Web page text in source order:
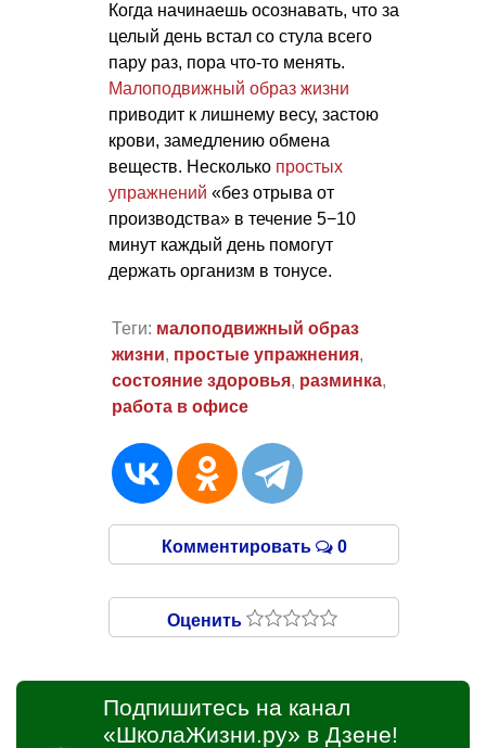
Когда начинаешь осознавать, что за
целый день встал со стула всего
пару раз, пора что-то менять.
Малоподвижный образ жизни
приводит к лишнему весу, застою
крови, замедлению обмена
веществ. Несколько простых
упражнений «без отрыва от
производства» в течение 5−10
минут каждый день помогут
держать организм в тонусе.
Теги: малоподвижный образ
жизни, простые упражнения,
состояние здоровья, разминка,
работа в офисе
Комментировать 0
Оценить
Подпишитесь на канал
«ШколаЖизни.ру» в Дзене!